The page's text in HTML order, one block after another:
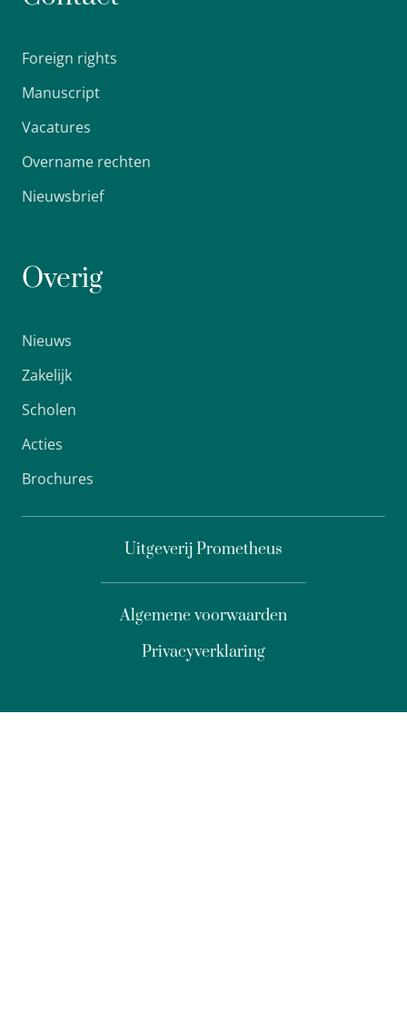
Foreign rights
Manuscript
Vacatures
Overname rechten
Nieuwsbrief
Overig
Nieuws
Zakelijk
Scholen
Acties
Brochures
Uitgeverij Prometheus
Privacyverklaring
Algemene voorwaarden